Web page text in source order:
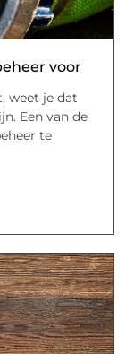
voor
weet je dat
Een van de
te